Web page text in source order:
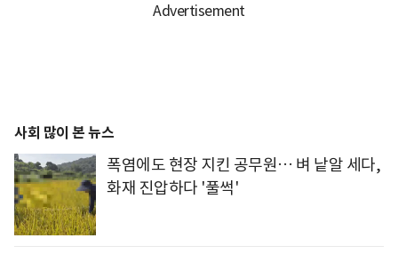
사회 많이 본 뉴스
폭염에도 현장 지킨 공무원… 벼 낱알 세다,
화재 진압하다 '풀썩'